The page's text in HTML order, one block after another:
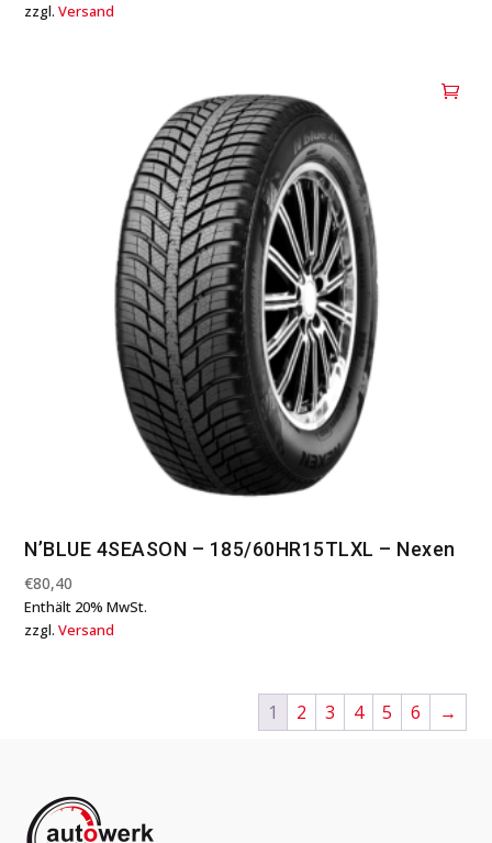
zzgl.Versand
N’BLUE 4SEASON – 185/60HR15TLXL – Nexen
€80,40
Enthält 20% MwSt.
zzgl.Versand
1 2 3 4 5 6 →